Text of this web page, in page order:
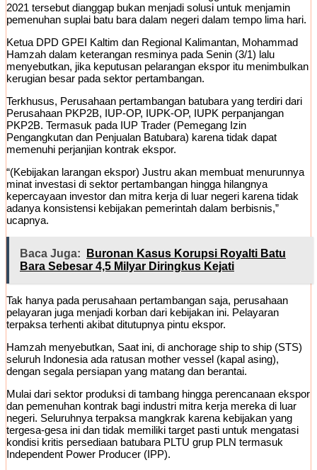
2021 tersebut dianggap bukan menjadi solusi untuk menjamin
pemenuhan suplai batu bara dalam negeri dalam tempo lima hari.
Ketua DPD GPEI Kaltim dan Regional Kalimantan, Mohammad
Hamzah dalam keterangan resminya pada Senin (3/1) lalu
menyebutkan, jika keputusan pelarangan ekspor itu menimbulkan
kerugian besar pada sektor pertambangan.
Terkhusus, Perusahaan pertambangan batubara yang terdiri dari
Perusahaan PKP2B, IUP-OP, IUPK-OP, IUPK perpanjangan
PKP2B. Termasuk pada IUP Trader (Pemegang Izin
Pengangkutan dan Penjualan Batubara) karena tidak dapat
memenuhi perjanjian kontrak ekspor.
“(Kebijakan larangan ekspor) Justru akan membuat menurunnya
minat investasi di sektor pertambangan hingga hilangnya
kepercayaan investor dan mitra kerja di luar negeri karena tidak
adanya konsistensi kebijakan pemerintah dalam berbisnis,”
ucapnya.
Baca Juga:
Buronan Kasus Korupsi Royalti Batu
Bara Sebesar 4,5 Milyar Diringkus Kejati
Tak hanya pada perusahaan pertambangan saja, perusahaan
pelayaran juga menjadi korban dari kebijakan ini. Pelayaran
terpaksa terhenti akibat ditutupnya pintu ekspor.
Hamzah menyebutkan, Saat ini, di anchorage ship to ship (STS)
seluruh Indonesia ada ratusan mother vessel (kapal asing),
dengan segala persiapan yang matang dan berantai.
Mulai dari sektor produksi di tambang hingga perencanaan ekspor
dan pemenuhan kontrak bagi industri mitra kerja mereka di luar
negeri. Seluruhnya terpaksa mangkrak karena kebijakan yang
tergesa-gesa ini dan tidak memiliki target pasti untuk mengatasi
kondisi kritis persediaan batubara PLTU grup PLN termasuk
Independent Power Producer (IPP).